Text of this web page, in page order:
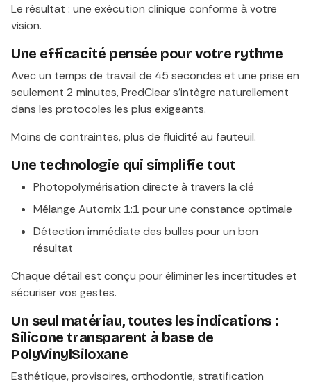
Le résultat : une exécution clinique conforme à votre
vision.
Une efficacité pensée pour votre rythme
Avec un temps de travail de 45 secondes et une prise en
seulement 2 minutes, PredClear s’intègre naturellement
dans les protocoles les plus exigeants.
Moins de contraintes, plus de fluidité au fauteuil.
Une technologie qui simplifie tout
Photopolymérisation directe à travers la clé
Mélange Automix 1:1 pour une constance optimale
Détection immédiate des bulles pour un bon
résultat
Chaque détail est conçu pour éliminer les incertitudes et
sécuriser vos gestes.
Un seul matériau, toutes les indications :
Silicone transparent à base de
PolyVinylSiloxane
Esthétique, provisoires, orthodontie, stratification